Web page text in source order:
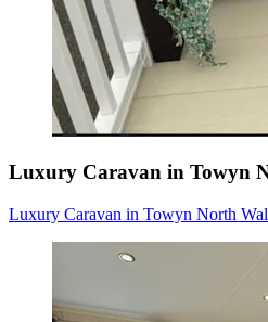
Luxury Caravan in Towyn
Luxury Caravan in Towyn North